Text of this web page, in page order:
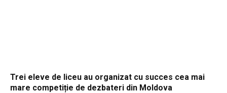
Trei eleve de liceu au organizat cu succes cea mai
mare competiție de dezbateri din Moldova